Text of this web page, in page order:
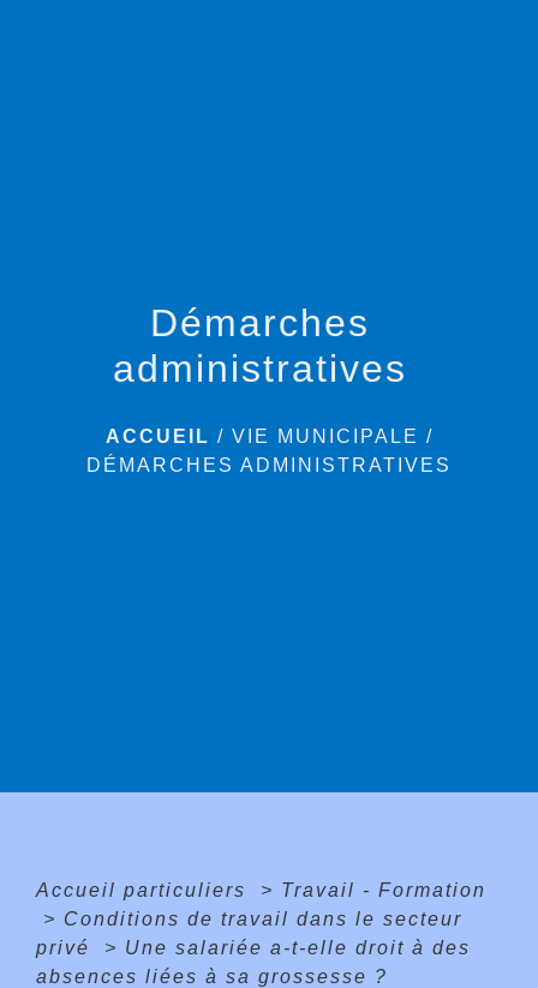
Démarches
administratives
ACCUEIL / VIE MUNICIPALE /
DÉMARCHES ADMINISTRATIVES
Accueil particuliers > Travail - Formation
> Conditions de travail dans le secteur
privé
> Une salariée a-t-elle droit à des
absences liées à sa grossesse ?